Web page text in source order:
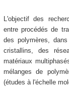
L'objectif des
entre procédés de
des polymères,
cristallins, des
matériaux
mélanges de
(études à l'échelle